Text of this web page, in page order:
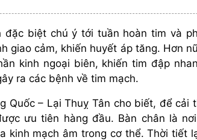
đặc biệt chú ý tới tuần hoàn tim và
giao cảm, khiến huyết áp tăng. Hơn
kinh ngoại biên, khiến tim đập
ra các bệnh về tim mạch.
Quốc – Lại Thuỵ Tân cho biết, để cải
ưu tiên hàng đầu. Bàn chân là
kinh mạch âm trong cơ thể. Thời tiết